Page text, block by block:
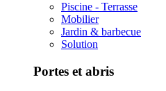
Piscine - Terrasse
Mobilier
Jardin & barbecue
Solution
Portes et abris